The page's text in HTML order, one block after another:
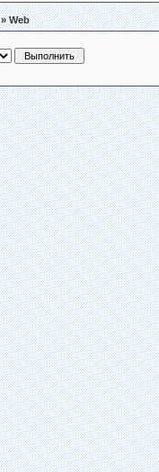
» Web